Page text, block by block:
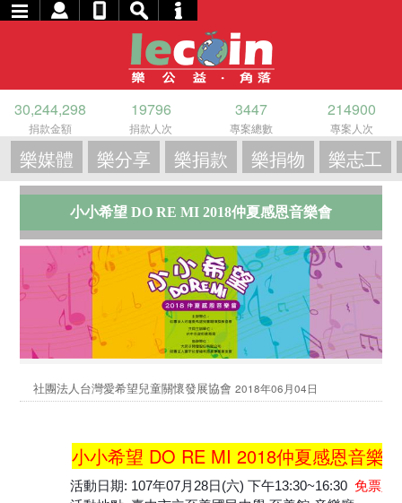
30,244,298
捐款金額
19796
捐款人次
3447
專案總數
214900
專案人次
樂媒體 樂分享 樂捐款 樂捐物 樂志工
小小希望 DO RE MI 2018仲夏感恩音樂會
社團法人台灣愛希望兒童關懷發展協會2018年06月04日
小小希望 DO RE MI 2018仲夏感恩音樂會
活動日期: 107年07月28日(六) 下午13:30~16:30免票入